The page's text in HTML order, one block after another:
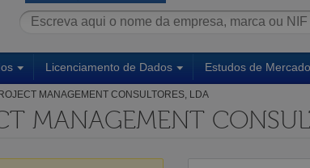
Licenciamento de Dados Estudos de Mercado
MANAGEMENT CONSULTORES, LDA
MANAGEMENT